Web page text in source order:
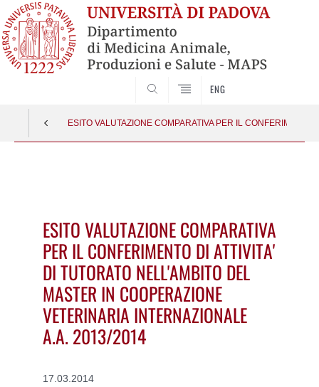
ENG
ESITO VALUTAZIONE COMPARATIVA PER IL
ESITO VALUTAZIONE COMPARATIVA
PER IL CONFERIMENTO DI ATTIVITA'
DI TUTORATO NELL'AMBITO DEL
MASTER IN COOPERAZIONE
VETERINARIA INTERNAZIONALE
A.A. 2013/2014
17.03.2014